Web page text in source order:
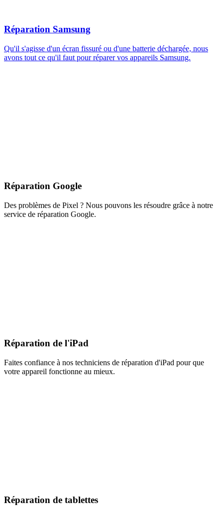
Réparation Samsung
Qu'il s'agisse d'un écran fissuré ou d'une batterie déchargée, nous
avons tout ce qu'il faut pour réparer vos appareils Samsung.
Réparation Google
Des problèmes de Pixel ? Nous pouvons les résoudre grâce à notre
service de réparation Google.
Réparation de l'iPad
Faites confiance à nos techniciens de réparation d'iPad pour que
votre appareil fonctionne au mieux.
Réparation de tablettes